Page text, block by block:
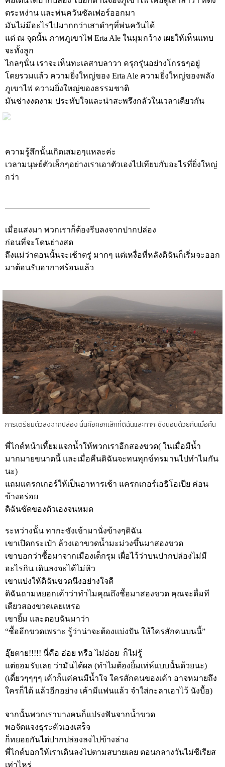
ตระหง่าน และพ่นควันซัลเฟอร์ออกมา
มันไม่มีอะไรไปมากกว่าเสาดำๆที่พ่นควันได้
แต่ ณ จุดนั้น ภาพภูเขาไฟ Erta Ale ในมุมกว้าง เผยให้เห็นแทบ
จะทั้งลูก
ไกลๆนั่น เราจะเห็นทะเลสาบลาวา ครุกรุ่นอย่างโกรธๆอยู่
โดยรวมแล้ว ความยิ่งใหญ่ของ Erta Ale ความยิ่งใหญ่ของพลัง
ภูเขาไฟ ความยิ่งใหญ่ของธรรมชาติ
มันช่างงดงาม ประทับใจและน่าสะพรึงกลัวในเวลาเดียวกัน
ความรู้สึกนั้นเกิดเสมอๆแหละค่ะ
เวลามนุษย์ตัวเล็กๆอย่างเราเอาตัวเองไปเทียบกับอะไรที่ยิ่งใหญ่
กว่า
——————————————————
เมื่อแสงมา พวกเราก็ต้องรีบลงจากปากปล่อง
ก่อนที่จะโดนย่างสด
ถึงแม่ว่าตอนนั้นจะเช้าตรู่ มากๆ แต่เหงื่อที่หลังดิฉันก็เริ่มจะออก
มาต้อนรับอากาศร้อนแล้ว
การเตรียมตัวลงจากปล่อง นั่นคือคอกเล็กที่ดิฉันและทากะซังนอนด้วยกันเมื่อคืน
พี่ไกด์หน้าเหี้ยมแจกน้ำให้พวกเราอีกสองขวด( ในเมื่อมีน้ำ
มากมายขนาดนี้ และเมื่อคืนดิฉันจะทนทุกข์ทรมานไปทำไมกัน
นะ)
แถมแครกเกอร์ให้เป็นอาหารเช้า แครกเกอร์เอธิโอเปีย ค่อน
ข้างอร่อย
ดิฉันซัดของตัวเองจนหมด
ระหว่างนั้น ทากะซังเข้ามานั่งข้างๆดิฉัน
เขาเปิดกระเป๋า ล้วงเอาขวดน้ำมะม่วงขึ้นมาสองขวด
เขาบอกว่าซื้อมาจากเมืองเด็กรุม เผื่อไว้ว่าบนปากปล่องไม่มี
อะไรกิน เดินลงจะได้ไม่หิว
เขาแบ่งให้ดิฉันขวดนึงอย่างใจดี
ดิฉันถามหยอกเค้าว่าทำไมคุณถึงซื้อมาสองขวด คุณจะดื่มที
เดียวสองขวดเลยเหรอ
เขายิ้ม และตอบฉันมาว่า
“ซื้ออีกขวดเพราะ รู้ว่าน่าจะต้องแบ่งปัน ให้ใครสักคนบนนี้”
อุ๊ยตาย!!!!! นี่คือ อ่อย หรือ ไม่อ่อย ก็ไม่รู้
แต่ยอมรับเลย ว่ามันได้ผล (ทำไมต้องยิ้มเท่ห์แบบนั้นด้วยนะ)
(เดี๋ยวๆๆๆๆ เค้าก็แค่คนมีน้ำใจ ใครสักคนของเค้า อาจหมายถึง
ใครก็ได้ แล้วอีกอย่าง เค้ามีแฟนแล้ว จำใส่กะลาเอาไว้ นังบื้อ)
จากนั้นพวกเราบางคนก็แปรงฟันจากน้ำขวด
พอจัดแจงธุระตัวเองเสร็จ
ก็ทยอยกันไต่ปากปล่องลงไปข้างล่าง
พี่ไกด์บอกให้เราเดินลงไปตามสบายเลย ตอนกลางวันไม่ซีเรียส
เท่าไหร่